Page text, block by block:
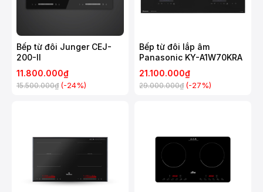
Bếp từ đôi Junger CEJ-
200-II
11.800.000₫
15.500.000₫ (-24%)
Bếp từ đôi lắp âm
Panasonic KY-A1W70KRA
21.100.000₫
29.000.000₫ (-27%)